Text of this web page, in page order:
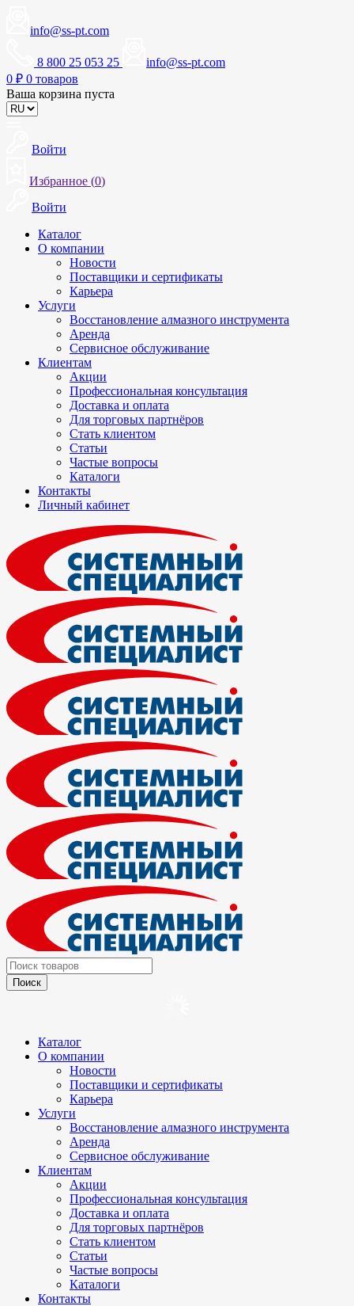
info@ss-pt.com
8 800 25 053 25
info@ss-pt.com
0 ₽ 0 товаров
Ваша корзина пуста
Войти
Избранное (0)
Войти
Каталог
О компании
Новости
Поставщики и сертификаты
Карьера
Услуги
Восстановление алмазного инструмента
Аренда
Сервисное обслуживание
Клиентам
Акции
Профессиональная консультация
Доставка и оплата
Для торговых партнёров
Стать клиентом
Статьи
Частые вопросы
Каталоги
Контакты
Личный кабинет
Каталог
О компании
Новости
Поставщики и сертификаты
Карьера
Услуги
Восстановление алмазного инструмента
Аренда
Сервисное обслуживание
Клиентам
Акции
Профессиональная консультация
Доставка и оплата
Для торговых партнёров
Стать клиентом
Статьи
Частые вопросы
Каталоги
Контакты